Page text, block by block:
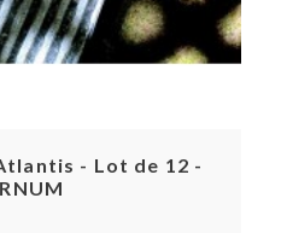
- Lot de 12 -